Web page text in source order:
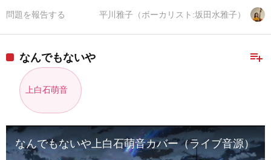
平川雅子（ボーカリスト:坂田水雅子）
問題を報告する
playlist_add
なんでもないや
上白石萌音
なんでもないや上白石萌音カバー（ライブ音源）